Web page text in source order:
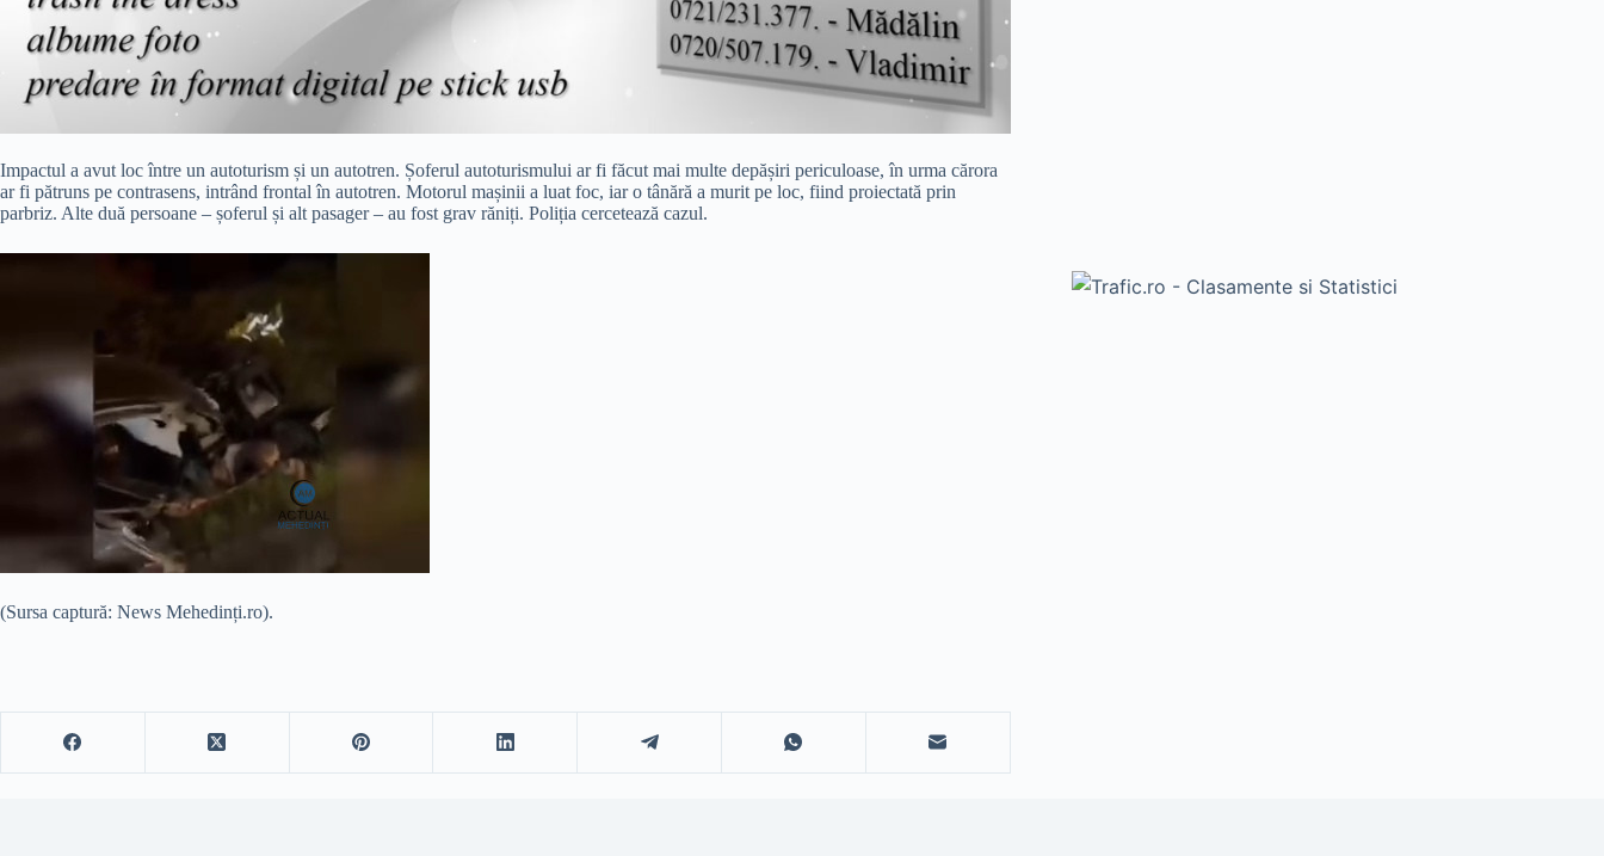
Impactul a avut loc între un autoturism și un autotren. Șoferul autoturismului ar fi făcut mai multe depășiri periculoase, în urma cărora
ar fi pătruns pe contrasens, intrând frontal în autotren. Motorul mașinii a luat foc, iar o tânără a murit pe loc, fiind proiectată prin
parbriz. Alte duă persoane – șoferul și alt pasager – au fost grav răniți. Poliția cercetează cazul.
(Sursa captură: News Mehedinți.ro).